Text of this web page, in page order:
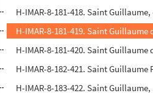
H-IMAR-8-181-418. Saint
H-IMAR-8-181-419. Saint
H-IMAR-8-181-420. Saint
H-IMAR-8-182-421. Saint Guillaume
H-IMAR-8-183-422. Saint